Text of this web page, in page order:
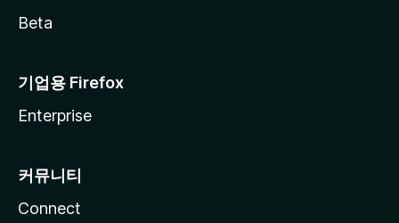
Beta
기업용 Firefox
Enterprise
커뮤니티
Connect